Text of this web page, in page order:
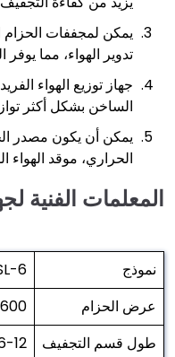
يمكن لمجففات
تدوير الهواء، مما
جهاز توزيع الهواء
الساخن بشكل أكثر
يمكن أن يكون مصدر
الحراري، موقد الهواء
المعلمات الفنية
نموذج
6
عرض الحزام
600مم
طول قسم التجفيف
12